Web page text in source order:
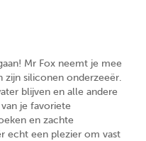
Mr Fox neemt je mee
zijn siliconen onderzeeër.
blijven en alle andere
je favoriete
en zachte
echt een plezier om vast